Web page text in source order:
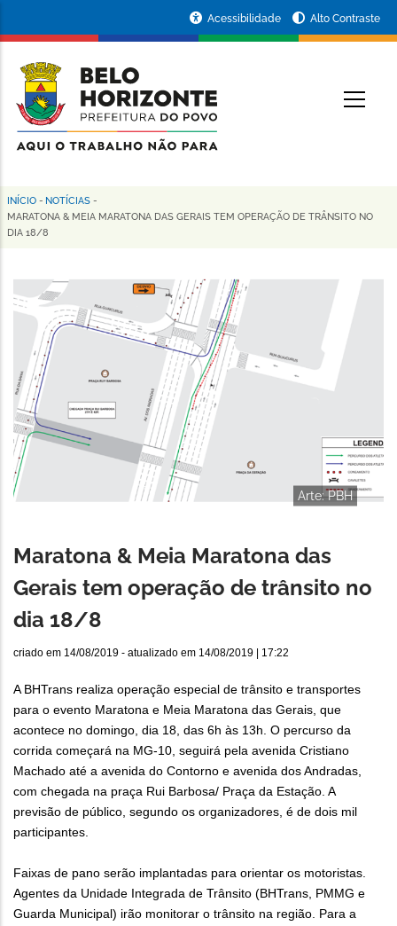
conteúdo
principal
da
Prefeitura
de
Horizonte
Acessibilidade Alto Contraste
Trilha
de
navegação
INÍCIO - NOTÍCIAS -
MARATONA & MEIA MARATONA DAS GERAIS TEM OPERAÇÃO DE TRÂNSITO NO
DIA 18/8
Arte: PBH
Maratona & Meia Maratona das
Gerais tem operação de trânsito no
dia 18/8
criado em 14/08/2019 - atualizado em 14/08/2019 | 17:22
A BHTrans realiza operação especial de trânsito e transportes
para o evento Maratona e Meia Maratona das Gerais, que
acontece no domingo, dia 18, das 6h às 13h. O percurso da
corrida começará na MG-10, seguirá pela avenida Cristiano
Machado até a avenida do Contorno e avenida dos Andradas,
com chegada na praça Rui Barbosa/ Praça da Estação. A
previsão de público, segundo os organizadores, é de dois mil
participantes.
Faixas de pano serão implantadas para orientar os motoristas.
Agentes da Unidade Integrada de Trânsito (BHTrans, PMMG e
Guarda Municipal) irão monitorar o trânsito na região. Para a